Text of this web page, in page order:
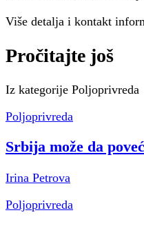
Više detalja i kontakt
Pročitajte još
Iz kategorije Poljoprivreda
Poljoprivreda
Srbija može da
Irina Petrova
Poljoprivreda